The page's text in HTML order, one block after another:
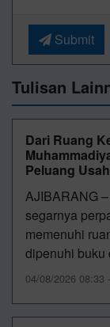
Submit
Tulisan
Dari Ruang
Peluang
AJIBARANG
segarnya
memenuhi
dipenuhi buku
04/08/2026 08:33